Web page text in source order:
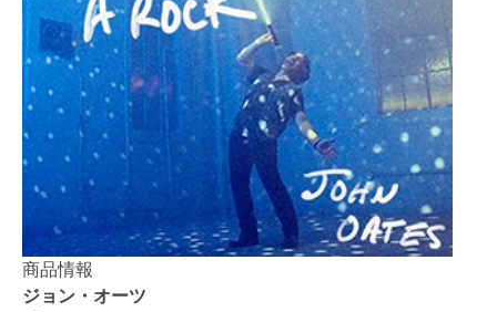
商品情報
ジョン・オーツ